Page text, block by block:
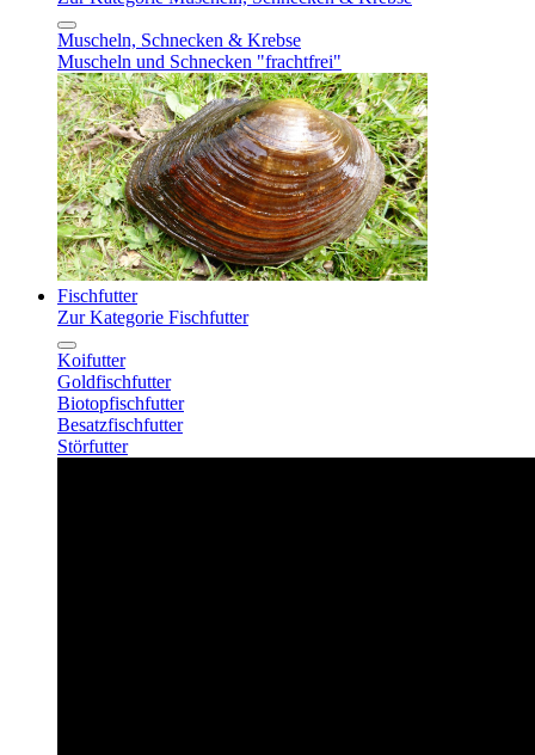
Muscheln, Schnecken & Krebse
Muscheln und Schnecken "frachtfrei"
Fischfutter
Zur Kategorie Fischfutter
Koifutter
Goldfischfutter
Biotopfischfutter
Besatzfischfutter
Störfutter